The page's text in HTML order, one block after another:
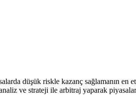
düşük riskle kazanç sağlamanın en
ve strateji ile arbitraj yaparak